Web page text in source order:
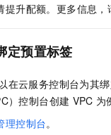
提升配额。更多信息，
定预置标签
在云服务控制台为其
）控制台创建 VPC 为
理控制台。